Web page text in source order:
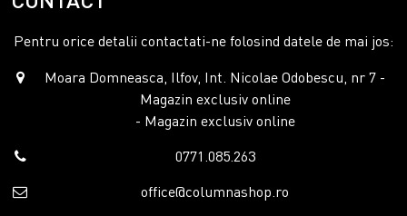
Pentru orice detalii contactati-ne folosind datele de mai jos:
Moara Domneasca, Ilfov, Int. Nicolae Odobescu, nr 7 -
Magazin exclusiv online
- Magazin exclusiv online
0771.085.263
office@columnashop.ro